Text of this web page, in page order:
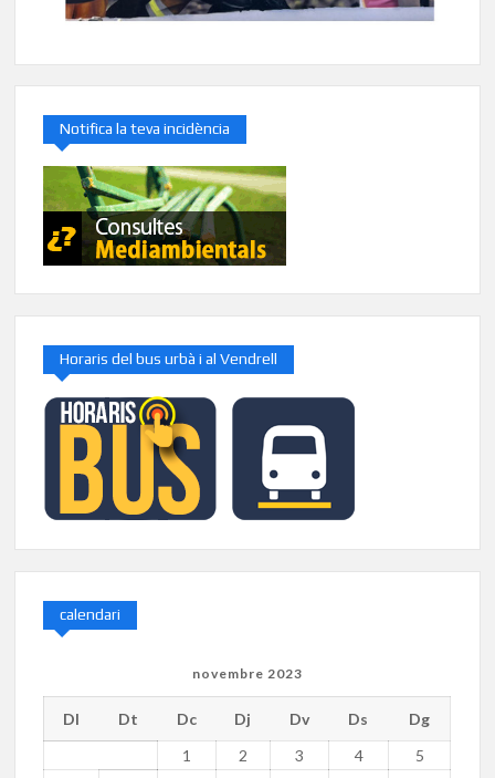
Notifica la teva incidència
Horaris del bus urbà i al Vendrell
calendari
novembre 2023
Dl Dt Dc Dj Dv Ds
Dg
1
2 3 4 5